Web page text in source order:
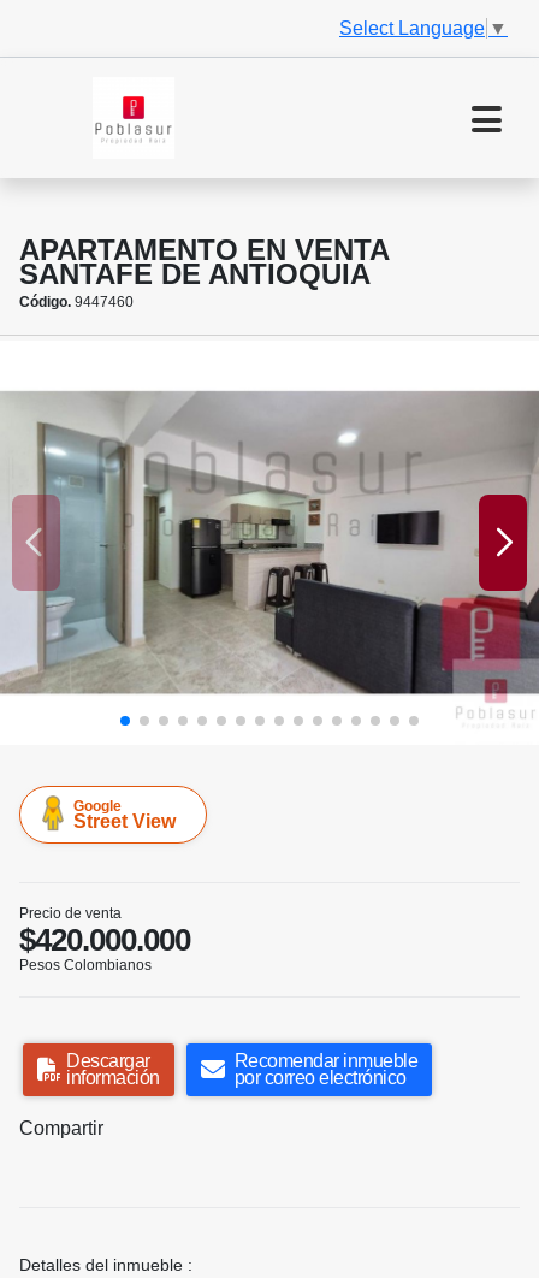
Select Language ▼
APARTAMENTO EN VENTA
SANTAFE DE ANTIOQUIA
Código. 9447460
Google
Street View
Precio de venta
$420.000.000
Pesos Colombianos
Descargar
información
Recomendar inmueble
por correo electrónico
Compartir
Detalles del inmueble :